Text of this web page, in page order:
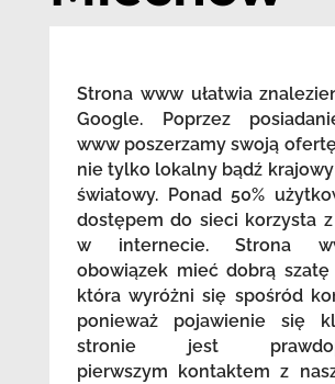
Strona www ułatwia
Google. Poprzez
www poszerzamy swoją
nie tylko lokalny bądź
światowy. Ponad 50%
dostępem do sieci korzysta
w internecie. Strona
obowiązek mieć dobrą szatę
która wyróżni się spośród
ponieważ pojawienie się
stronie jest
pierwszym kontaktem z